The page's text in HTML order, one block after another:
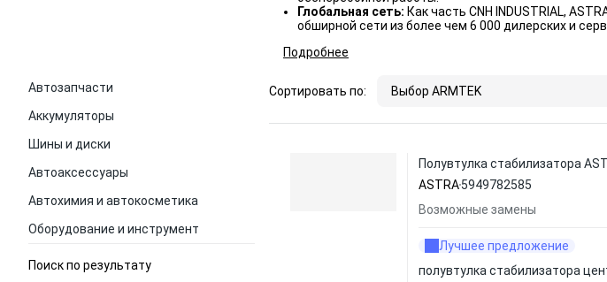
Глобальная сеть: Как часть CNH INDUSTRIAL,
обширной сети из более чем 6 000 дилерских и
Подробнее
Автозапчасти
Аккумуляторы
Шины и диски
Автоаксессуары
Автохимия и автокосметика
Оборудование и инструмент
Поиск по результату
Сортировать по: Выбор ARMTEK
Полувтулка стабилизатора
ASTRA5949782585
Возможные замены
Лучшее предложение
полувтулка стабилизатора